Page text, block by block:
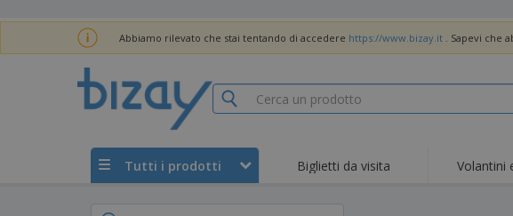
Abbiamo rilevato che stai tentando di accedere https://www.bizay.it . Sapevi che
Tutti i prodotti Biglietti da visita Volantini